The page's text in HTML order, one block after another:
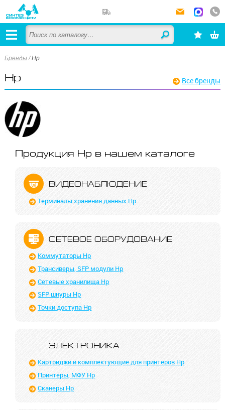
Бренды/Hp
Hp Все бренды
Продукция Hp в нашем каталоге
ВИДЕО­НАБЛЮДЕНИЕ
Терминалы хранения данных Hp
СЕТЕВОЕ ОБОРУДОВА­НИЕ
Коммутаторы Hp
Трансиверы, SFP модули Hp
Сетевые хранилища Hp
SFP шнуры Hp
Точки доступа Hp
ЭЛЕКТРОНИКА
Картриджи и комплектующие для принтеров Hp
Принтеры, МФУ Hp
Сканеры Hp